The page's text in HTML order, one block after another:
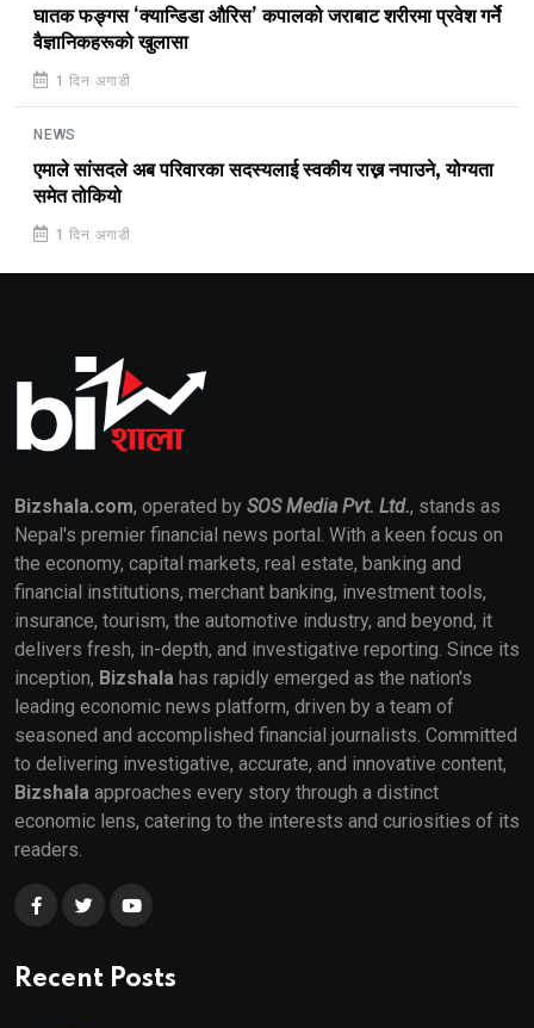
घातक फङ्गस ‘क्यान्डिडा औरिस’ कपालको जराबाट शरीरमा प्रवेश गर्ने
वैज्ञानिकहरूको खुलासा
1 दिन अगाडी
NEWS
एमाले सांसदले अब परिवारका सदस्यलाई स्वकीय राख्न नपाउने, योग्यता
समेत तोकियो
1 दिन अगाडी
Bizshala.com, operated by SOS Media Pvt. Ltd., stands as
Nepal's premier financial news portal. With a keen focus on
the economy, capital markets, real estate, banking and
financial institutions, merchant banking, investment tools,
insurance, tourism, the automotive industry, and beyond, it
delivers fresh, in-depth, and investigative reporting. Since its
inception, Bizshala has rapidly emerged as the nation's
leading economic news platform, driven by a team of
seasoned and accomplished financial journalists. Committed
to delivering investigative, accurate, and innovative content,
Bizshala approaches every story through a distinct
economic lens, catering to the interests and curiosities of its
readers.
Recent Posts